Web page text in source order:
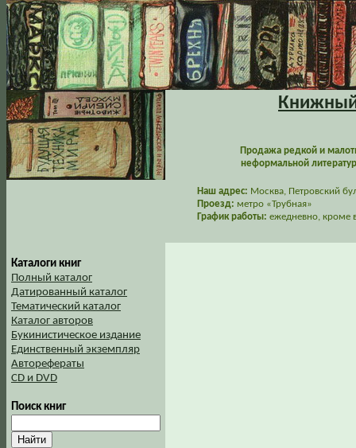
Книжный
Продажа редкой и
неформальной
Наш адрес: Москва, Петровский
Проезд: метро «Трубная»
График работы: ежедневно, кроме
Каталоги книг
Полный каталог
Датированный каталог
Тематический каталог
Каталог авторов
Букинистическое издание
Единственный экземпляр
Авторефераты
CD и DVD
Поиск книг